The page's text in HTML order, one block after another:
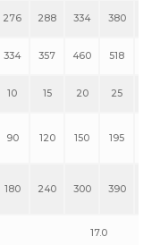
276 288 334 380
334 357 460 518
10 15 20 25
90 120 150 195
180 240 300 390
17.0